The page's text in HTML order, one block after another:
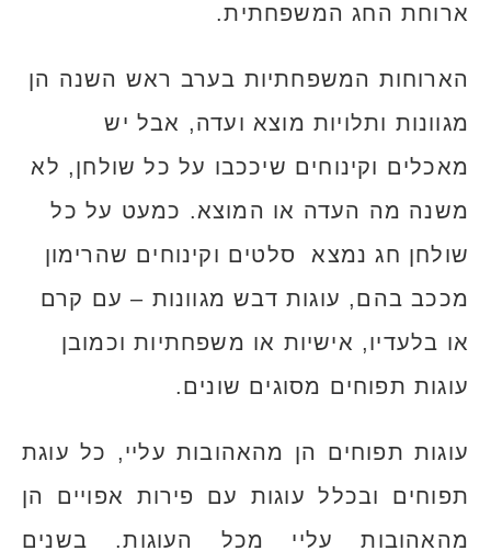
ארוחת החג המשפחתית.
הארוחות המשפחתיות בערב ראש השנה הן
מגוונות ותלויות מוצא ועדה, אבל יש
מאכלים וקינוחים שיככבו על כל שולחן, לא
משנה מה העדה או המוצא. כמעט על כל
שולחן חג נמצא סלטים וקינוחים שהרימון
מככב בהם, עוגות דבש מגוונות – עם קרם
או בלעדיו, אישיות או משפחתיות וכמובן
עוגות תפוחים מסוגים שונים.
עוגות תפוחים הן מהאהובות עליי, כל עוגת
תפוחים ובכלל עוגות עם פירות אפויים הן
מהאהובות עליי מכל העוגות. בשנים